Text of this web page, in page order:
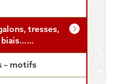
tresses,
biais……
– motifs